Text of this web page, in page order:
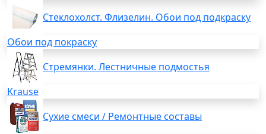
Стеклохолст. Флизелин. Обои под подкраску
Обои под покраску
Стремянки. Лестничные подмостья
Krause
Сухие смеси / Ремонтные составы